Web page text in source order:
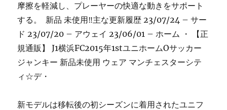
摩擦を軽減し、プレーヤーの快適な動きをサポート
する。 ️ 新品 未使用‼主な更新履歴 23/07/24 – サー
ド 23/07/20 – アウェイ 23/06/01 – ホーム ・ 【正
規通販】 J1横浜FC2015年1stユニホームOサッカー
ジャンキー 新品未使用 ウェア マンチェスターシテ
ィ☆デ・
新モデルは移転後の初シーズンに着用されたユニフ